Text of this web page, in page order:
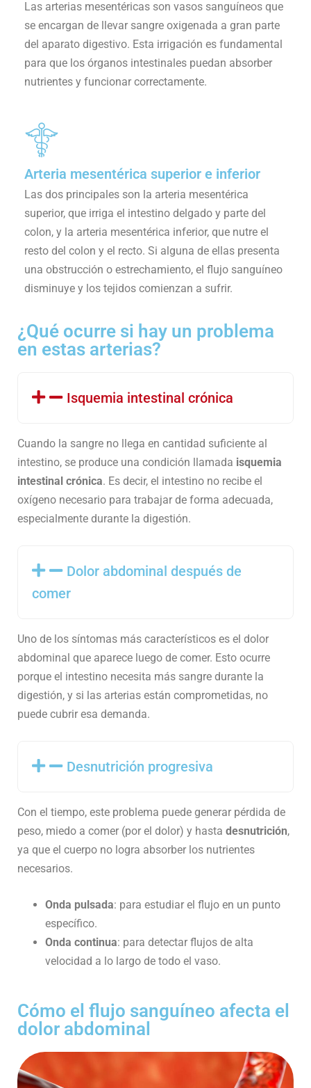
Las arterias mesentéricas son vasos sanguíneos que
se encargan de llevar sangre oxigenada a gran parte
del aparato digestivo. Esta irrigación es fundamental
para que los órganos intestinales puedan absorber
nutrientes y funcionar correctamente.
Arteria mesentérica superior e inferior
Las dos principales son la arteria mesentérica
superior, que irriga el intestino delgado y parte del
colon, y la arteria mesentérica inferior, que nutre el
resto del colon y el recto. Si alguna de ellas presenta
una obstrucción o estrechamiento, el flujo sanguíneo
disminuye y los tejidos comienzan a sufrir.
¿Qué ocurre si hay un problema
en estas arterias?
Isquemia intestinal crónica
Cuando la sangre no llega en cantidad suficiente al
intestino, se produce una condición llamada isquemia
intestinal crónica. Es decir, el intestino no recibe el
oxígeno necesario para trabajar de forma adecuada,
especialmente durante la digestión.
Dolor abdominal después de
comer
Uno de los síntomas más característicos es el dolor
abdominal que aparece luego de comer. Esto ocurre
porque el intestino necesita más sangre durante la
digestión, y si las arterias están comprometidas, no
puede cubrir esa demanda.
Desnutrición progresiva
Con el tiempo, este problema puede generar pérdida de
peso, miedo a comer (por el dolor) y hasta desnutrición,
ya que el cuerpo no logra absorber los nutrientes
necesarios.
Onda pulsada: para estudiar el flujo en un punto
específico.
Onda continua: para detectar flujos de alta
velocidad a lo largo de todo el vaso.
Cómo el flujo sanguíneo afecta el
dolor abdominal